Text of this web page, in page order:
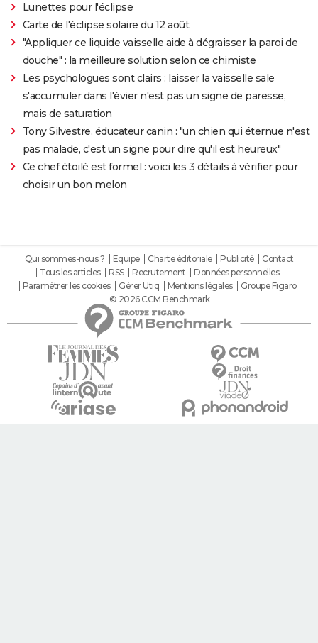
Lunettes pour l'éclipse
Carte de l'éclipse solaire du 12 août
"Appliquer ce liquide vaisselle aide à dégraisser la paroi de
douche" : la meilleure solution selon ce chimiste
Les psychologues sont clairs : laisser la vaisselle sale
s'accumuler dans l'évier n'est pas un signe de paresse,
mais de saturation
Tony Silvestre, éducateur canin : "un chien qui éternue n'est
pas malade, c'est un signe pour dire qu'il est heureux"
Ce chef étoilé est formel : voici les 3 détails à vérifier pour
choisir un bon melon
Qui sommes-nous ? Equipe Charte éditoriale Publicité
Contact
Tous les articles
RSS Recrutement
Données personnelles
Paramétrer les cookies
Gérer Utiq Mentions légales
Groupe Figaro
© 2026 CCM Benchmark